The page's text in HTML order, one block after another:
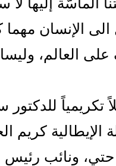
الإنسان مهما
العالم،
تكريمياً
الإيطالية كريم
ونائب رئيس